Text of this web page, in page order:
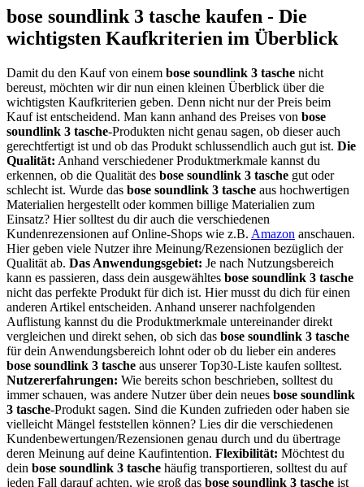
bose soundlink 3 tasche kaufen - Die
wichtigsten Kaufkriterien im Überblick
Damit du den Kauf von einem bose soundlink 3 tasche nicht
bereust, möchten wir dir nun einen kleinen Überblick über die
wichtigsten Kaufkriterien geben. Denn nicht nur der Preis beim
Kauf ist entscheidend. Man kann anhand des Preises von bose
soundlink 3 tasche-Produkten nicht genau sagen, ob dieser auch
gerechtfertigt ist und ob das Produkt schlussendlich auch gut ist. Die
Qualität: Anhand verschiedener Produktmerkmale kannst du
erkennen, ob die Qualität des bose soundlink 3 tasche gut oder
schlecht ist. Wurde das bose soundlink 3 tasche aus hochwertigen
Materialien hergestellt oder kommen billige Materialien zum
Einsatz? Hier solltest du dir auch die verschiedenen
Kundenrezensionen auf Online-Shops wie z.B. Amazon anschauen.
Hier geben viele Nutzer ihre Meinung/Rezensionen bezüglich der
Qualität ab. Das Anwendungsgebiet: Je nach Nutzungsbereich
kann es passieren, dass dein ausgewähltes bose soundlink 3 tasche
nicht das perfekte Produkt für dich ist. Hier musst du dich für einen
anderen Artikel entscheiden. Anhand unserer nachfolgenden
Auflistung kannst du die Produktmerkmale untereinander direkt
vergleichen und direkt sehen, ob sich das bose soundlink 3 tasche
für dein Anwendungsbereich lohnt oder ob du lieber ein anderes
bose soundlink 3 tasche aus unserer Top30-Liste kaufen solltest.
Nutzererfahrungen: Wie bereits schon beschrieben, solltest du
immer schauen, was andere Nutzer über dein neues bose soundlink
3 tasche-Produkt sagen. Sind die Kunden zufrieden oder haben sie
vielleicht Mängel feststellen können? Lies dir die verschiedenen
Kundenbewertungen/Rezensionen genau durch und du übertrage
deren Meinung auf deine Kaufintention. Flexibilität: Möchtest du
dein bose soundlink 3 tasche häufig transportieren, solltest du auf
jeden Fall darauf achten, wie groß das bose soundlink 3 tasche ist